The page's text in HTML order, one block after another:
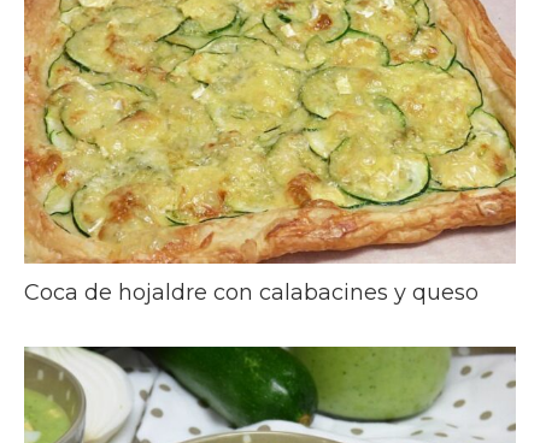
Coca de hojaldre con calabacines y queso